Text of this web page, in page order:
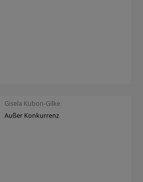
Gisela Kubon-Gilke
Außer Konkurrenz